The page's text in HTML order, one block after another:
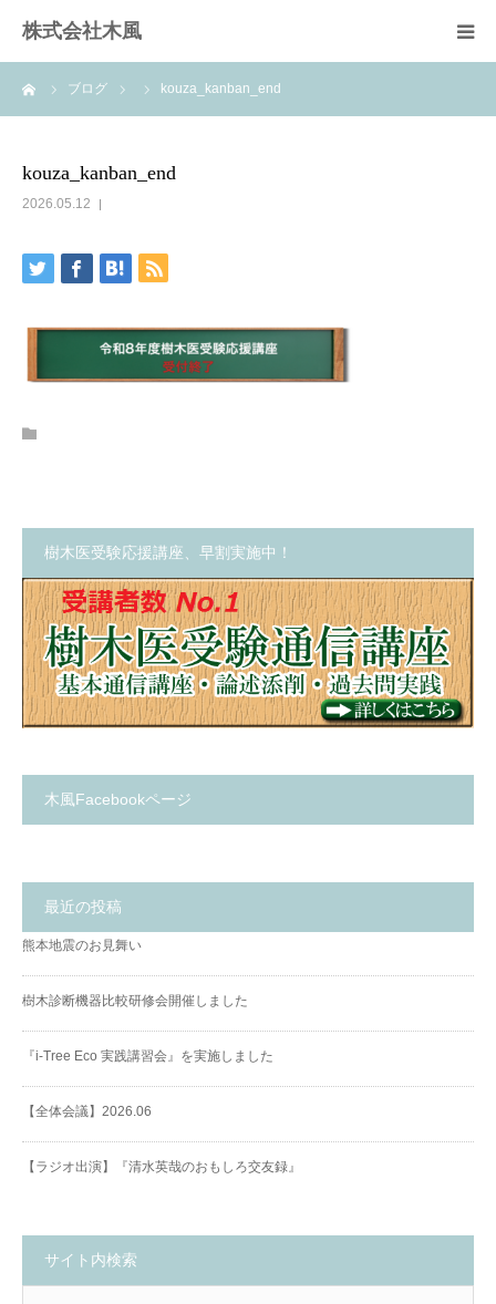
株式会社木風
ブログ kouza_kanban_end
kouza_kanban_end
2026.05.12
樹木医受験応援講座、早割実施中！
木風Facebookページ
最近の投稿
熊本地震のお見舞い
樹木診断機器比較研修会開催しました
『i-Tree Eco 実践講習会』を実施しました
【全体会議】2026.06
【ラジオ出演】『清水英哉のおもしろ交友録』
サイト内検索
業務案内
お問い合せ